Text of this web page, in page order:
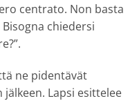
centrato. Non basta
chiedersi
ne pidentävät
Lapsi esittelee